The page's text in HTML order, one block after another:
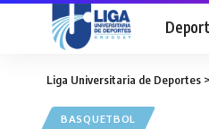
Liga Universitaria de Deportes >
BASQUETBOL